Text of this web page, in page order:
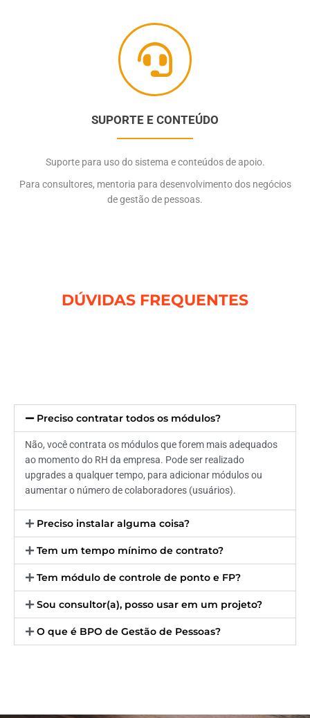
SUPORTE E CONTEÚDO
Suporte para uso do sistema e conteúdos de apoio.
Para consultores, mentoria para desenvolvimento dos negócios
de gestão de pessoas.
DÚVIDAS FREQUENTES
Preciso contratar todos os módulos?
Não, você contrata os módulos que forem mais adequados
ao momento do RH da empresa. Pode ser realizado
upgrades a qualquer tempo, para adicionar módulos ou
aumentar o número de colaboradores (usuários).
Preciso instalar alguma coisa?
Tem um tempo mínimo de contrato?
Tem módulo de controle de ponto e FP?
Sou consultor(a), posso usar em um projeto?
O que é BPO de Gestão de Pessoas?